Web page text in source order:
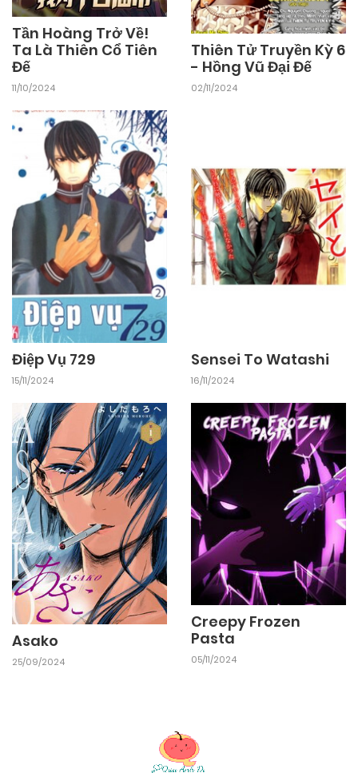
Tần Hoàng Trở Về!
Ta Là Thiên Cổ Tiên
Đế
11/10/2024
Thiên Tử Truyền Kỳ 6
- Hồng Vũ Đại Đế
02/11/2024
Điệp Vụ 729
15/11/2024
Sensei To Watashi
16/11/2024
Asako
25/09/2024
Creepy Frozen
Pasta
05/11/2024